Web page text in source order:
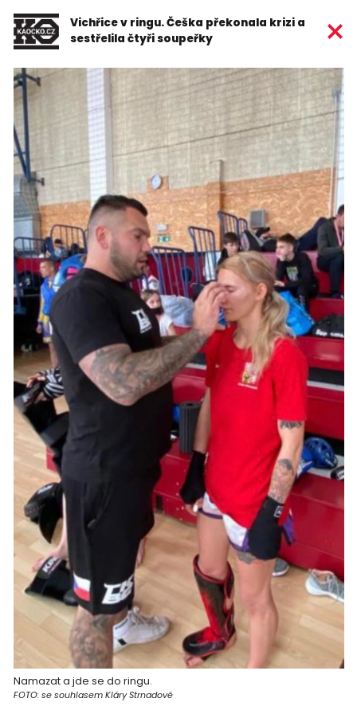
Vichřice v ringu. Češka překonala krizi a
sestřelila čtyři soupeřky
Namazat a jde se do ringu.
FOTO: se souhlasem Kláry Strnadové